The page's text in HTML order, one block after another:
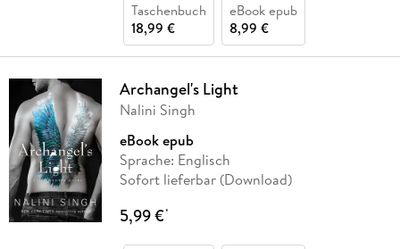
Taschenbuch
18,99 €
eBook epub
8,99 €
Archangel's Light
Nalini Singh
eBook epub
Sprache: Englisch
Sofort lieferbar (Download)
5,99 €*